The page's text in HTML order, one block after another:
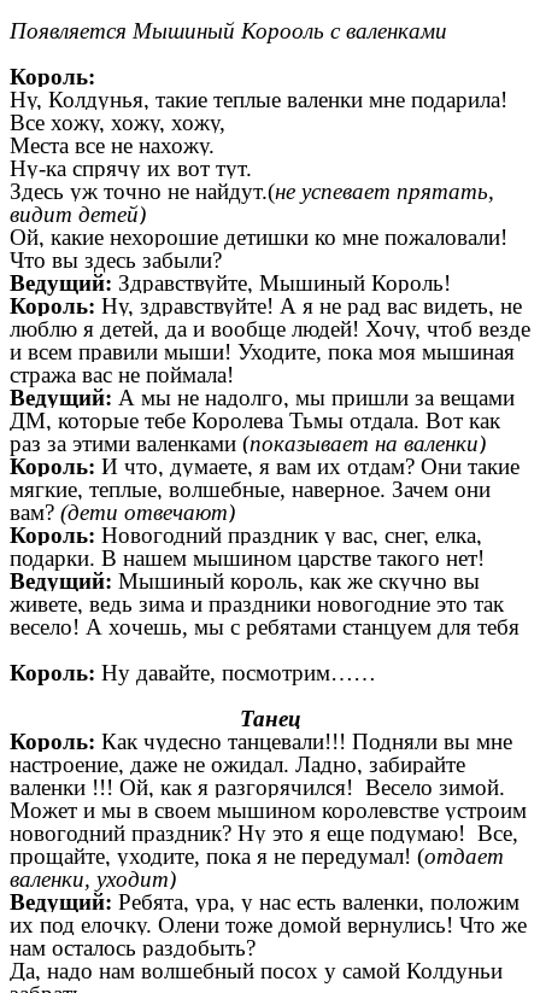
Появляется Мышиный Корооль с валенками
Король:
Ну, Колдунья, такие теплые валенки мне подарила!
Все хожу, хожу, хожу,
Места все не нахожу.
Ну-ка спрячу их вот тут.
Здесь уж точно не найдут.(не успевает прятать,
видит детей)
Ой, какие нехорошие детишки ко мне пожаловали!
Что вы здесь забыли?
Ведущий: Здравствуйте, Мышиный Король!
Король: Ну, здравствуйте! А я не рад вас видеть, не
люблю я детей, да и вообще людей! Хочу, чтоб везде
и всем правили мыши! Уходите, пока моя мышиная
стража вас не поймала!
Ведущий: А мы не надолго, мы пришли за вещами
ДМ, которые тебе Королева Тьмы отдала. Вот как
раз за этими валенками (показывает на валенки)
Король: И что, думаете, я вам их отдам? Они такие
мягкие, теплые, волшебные, наверное. Зачем они
вам? (дети отвечают)
Король: Новогодний праздник у вас, снег, елка,
подарки. В нашем мышином царстве такого нет!
Ведущий: Мышиный король, как же скучно вы
живете, ведь зима и праздники новогодние это так
весело! А хочешь, мы с ребятами станцуем для тебя
Король: Ну давайте, посмотрим……
Танец
Король: Как чудесно танцевали!!! Подняли вы мне
настроение, даже не ожидал. Ладно, забирайте
валенки !!! Ой, как я разгорячился! Весело зимой.
Может и мы в своем мышином королевстве устроим
новогодний праздник? Ну это я еще подумаю! Все,
прощайте, уходите, пока я не передумал! (отдает
валенки, уходит)
Ведущий: Ребята, ура, у нас есть валенки, положим
их под елочку. Олени тоже домой вернулись! Что же
нам осталось раздобыть?
Да, надо нам волшебный посох у самой Колдуньи